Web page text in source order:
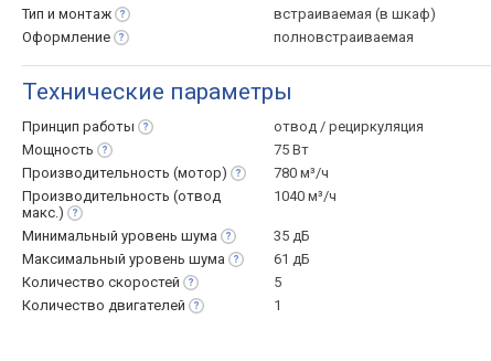
Тип и монтаж
встраиваемая (в шкаф)
Оформление
полновстраиваемая
Технические параметры
Принцип работы
отвод / рециркуляция
Мощность
75 Вт
Производительность (мотор)
780 м³/ч
Производительность (отвод
макс.)
1040 м³/ч
Минимальный уровень шума
35 дБ
Максимальный уровень шума
61 дБ
Количество скоростей
5
Количество двигателей 1